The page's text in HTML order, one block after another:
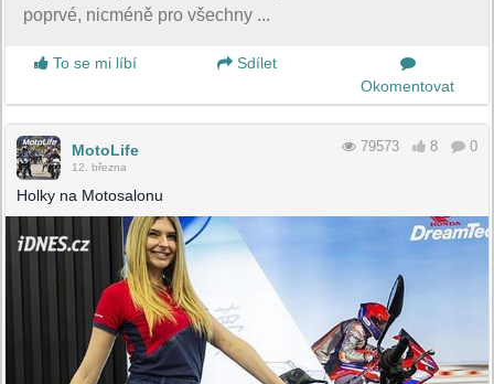
poprvé, nicméně pro všechny ...
To se mi líbí
Sdílet
Okomentovat
MotoLife
12. března
79573 8 0
Holky na Motosalonu